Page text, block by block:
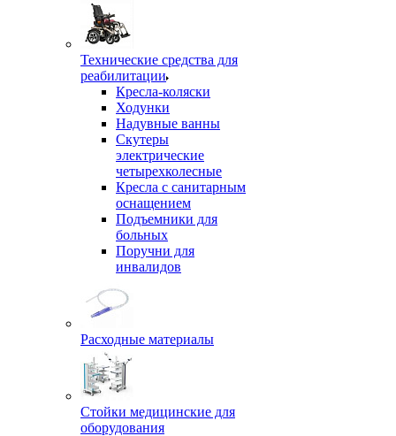
Технические средства для
реабилитации
Кресла-коляски
Ходунки
Надувные ванны
Скутеры
электрические
четырехколесные
Кресла с санитарным
оснащением
Подъемники для
больных
Поручни для
инвалидов
Расходные материалы
Стойки медицинские для
оборудования